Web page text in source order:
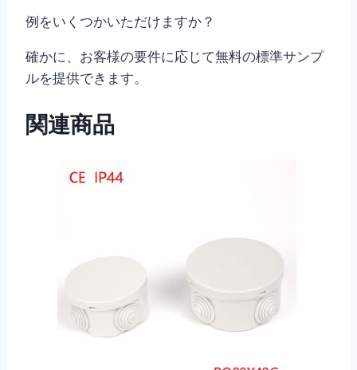
例をいくつかいただけますか？
確かに、お客様の要件に応じて無料の標準サンプ
ルを提供できます。
関連商品